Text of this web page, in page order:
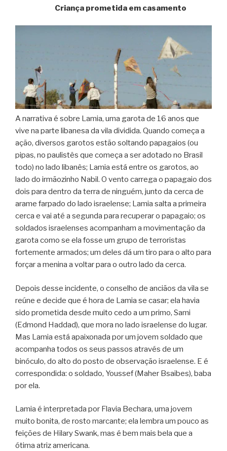
Criança prometida em casamento
A narrativa é sobre Lamia, uma garota de 16 anos que
vive na parte libanesa da vila dividida. Quando começa a
ação, diversos garotos estão soltando papagaios (ou
pipas, no paulistês que começa a ser adotado no Brasil
todo) no lado libanês; Lamia está entre os garotos, ao
lado do irmãozinho Nabil. O vento carrega o papagaio dos
dois para dentro da terra de ninguém, junto da cerca de
arame farpado do lado israelense; Lamia salta a primeira
cerca e vai até a segunda para recuperar o papagaio; os
soldados israelenses acompanham a movimentação da
garota como se ela fosse um grupo de terroristas
fortemente armados; um deles dá um tiro para o alto para
forçar a menina a voltar para o outro lado da cerca.
Depois desse incidente, o conselho de anciãos da vila se
reúne e decide que é hora de Lamia se casar; ela havia
sido prometida desde muito cedo a um primo, Sami
(Edmond Haddad), que mora no lado israelense do lugar.
Mas Lamia está apaixonada por um jovem soldado que
acompanha todos os seus passos através de um
binóculo, do alto do posto de observação israelense. E é
correspondida: o soldado, Youssef (Maher Bsaibes), baba
por ela.
Lamia é interpretada por Flavia Bechara, uma jovem
muito bonita, de rosto marcante; ela lembra um pouco as
feições de Hilary Swank, mas é bem mais bela que a
ótima atriz americana.